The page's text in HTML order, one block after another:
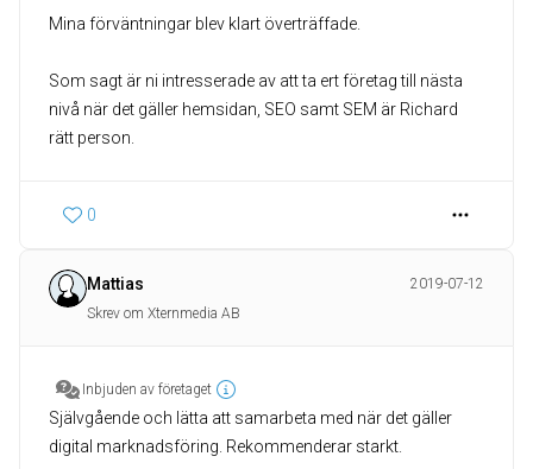
Mina förväntningar blev klart överträffade.
Som sagt är ni intresserade av att ta ert företag till nästa
nivå när det gäller hemsidan, SEO samt SEM är Richard
rätt person.
0
Mattias
2019-07-12
Skrev om Xternmedia AB
Inbjuden av företaget
Självgående och lätta att samarbeta med när det gäller
digital marknadsföring. Rekommenderar starkt.